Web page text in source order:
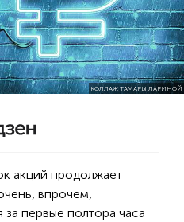
КОЛЛАЖ ТАМАРЫ ЛАРИНОЙ
акций продолжает
впрочем,
за первые полтора часа